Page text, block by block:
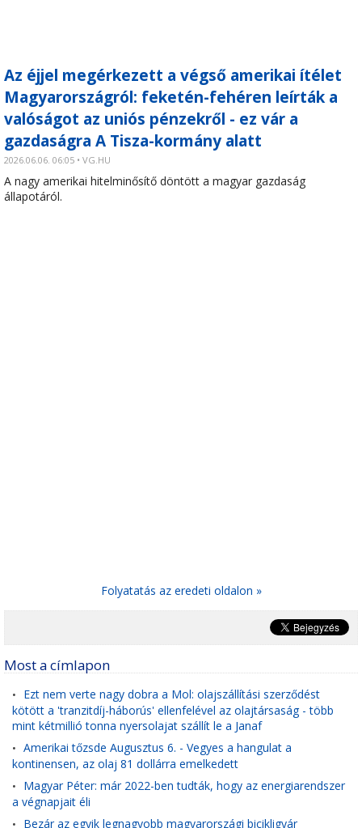
Az éjjel megérkezett a végső amerikai ítélet
Magyarországról: feketén-fehéren leírták a
valóságot az uniós pénzekről - ez vár a
gazdaságra A Tisza-kormány alatt
2026.06.06. 06:05 • VG.HU
A nagy amerikai hitelminősítő döntött a magyar gazdaság
állapotáról.
Folyatatás az eredeti oldalon »
Most a címlapon
• Ezt nem verte nagy dobra a Mol: olajszállítási szerződést
kötött a 'tranzitdíj-háborús' ellenfelével az olajtársaság - több
mint kétmillió tonna nyersolajat szállít le a Janaf
• Amerikai tőzsde Augusztus 6. - Vegyes a hangulat a
kontinensen, az olaj 81 dollárra emelkedett
• Magyar Péter: már 2022-ben tudták, hogy az energiarendszer
a végnapjait éli
• Bezár az egyik legnagyobb magyarországi bicikligyár